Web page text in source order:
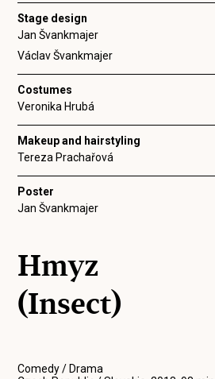
Stage design
Jan Švankmajer
Václav Švankmajer
Costumes
Veronika Hrubá
Makeup and hairstyling
Tereza Prachařová
Poster
Jan Švankmajer
Hmyz
(Insect)
Comedy / Drama